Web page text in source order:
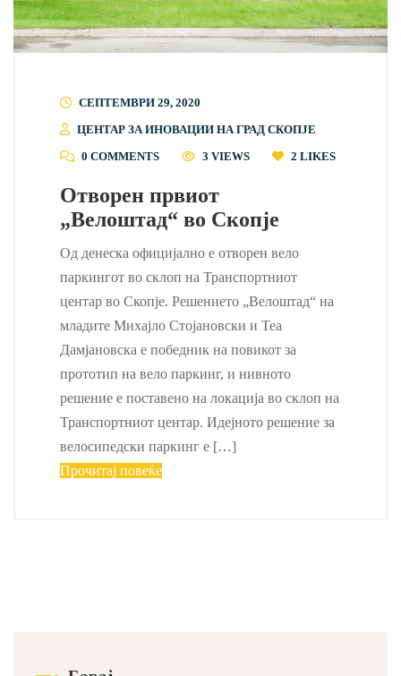
СЕПТЕМВРИ 29, 2020
ЦЕНТАР ЗА ИНОВАЦИИ НА ГРАД СКОПЈЕ
0 COMMENTS
3 VIEWS 2 LIKES
Отворен првиот
„Велоштад“ во Скопје
Од денеска официјално е отворен вело
паркингот во склоп на Транспортниот
центар во Скопје. Решението „Велоштад“ на
младите Михајло Стојановски и Теа
Дамјановска е победник на повикот за
прототип на вело паркинг, и нивното
решение е поставено на локација во склоп на
Транспортниот центар. Идејното решение за
велосипедски паркинг е […]
Прочитај повеќе